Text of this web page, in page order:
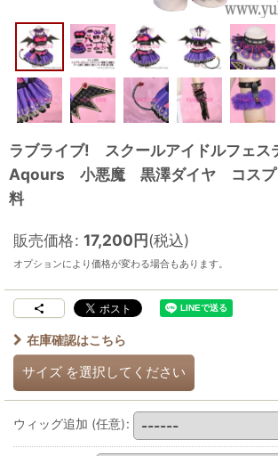
ラブライブ! スクールアイドルフェス
Aqours 小悪魔 黒澤ダイヤ コスプ
料
販売価格: 17,200円(税込)
オプションにより価格が変わる場合もあります。
在庫確認はこちら
サイズ を選択してください
ウィッグ追加 (任意):